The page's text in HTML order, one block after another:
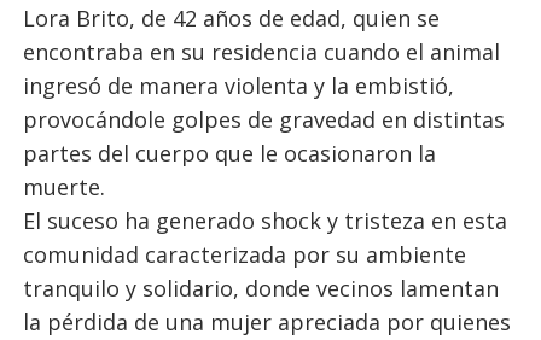
Lora Brito, de 42 años de edad, quien se
encontraba en su residencia cuando el animal
ingresó de manera violenta y la embistió,
provocándole golpes de gravedad en distintas
partes del cuerpo que le ocasionaron la
muerte.
El suceso ha generado shock y tristeza en esta
comunidad caracterizada por su ambiente
tranquilo y solidario, donde vecinos lamentan
la pérdida de una mujer apreciada por quienes